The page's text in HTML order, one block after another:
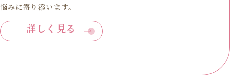
悩みに寄り添います。
詳しく見る